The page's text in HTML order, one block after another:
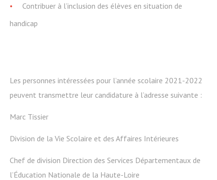
Contribuer à l’inclusion des élèves en situation de
handicap
Les personnes intéressées pour l’année scolaire 2021-2022
peuvent transmettre leur candidature à l’adresse suivante :
Marc Tissier
Division de la Vie Scolaire et des Affaires Intérieures
Chef de division Direction des Services Départementaux de
l’Éducation Nationale de la Haute-Loire